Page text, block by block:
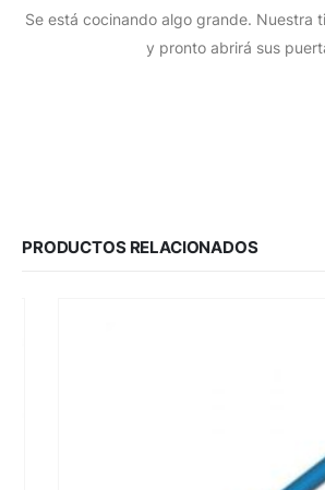
Se está cocinando algo grande. Nuestra
y pronto abrirá sus
PRODUCTOS RELACIONADOS